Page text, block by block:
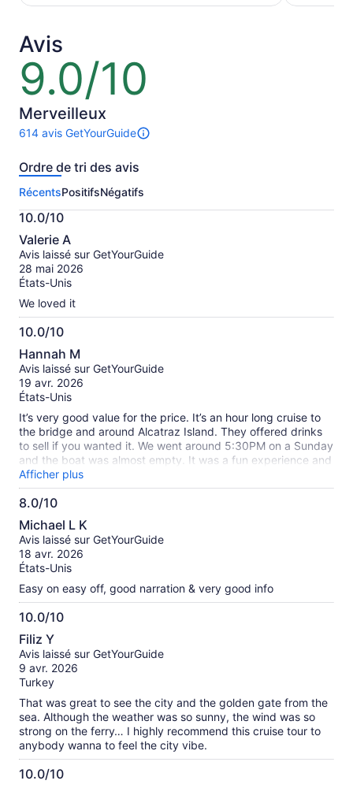
de
et
le
prix
actuel
est
de
70 $ CA
adulte
de 153 $
Avis
9.0/10
9.0
sur
10
Merveilleux
614 avis GetYourGuide
Il
a
sur
cette
activité.
Plus
de
renseignements
sur
avis
vérifiés
Ordre de tri des avis
RécentsPositifsNégatifs
10.0/10
10.0
sur
10
Valerie A
Avis laissé sur GetYourGuide
28 mai 2026
États-Unis
We loved it
10.0/10
10.0
sur
10
Hannah M
Avis laissé sur GetYourGuide
19 avr. 2026
États-Unis
It’s very good value for the price. It’s an hour long cruise to
the bridge and around Alcatraz Island. They offered drinks
to sell if you wanted it. We went around 5:30PM on a Sunday
and the boat was almost empty. It was a fun experience and
I highly recommend it.
Afficher plus
8.0/10
8.0
sur
10
Michael L K
Avis laissé sur GetYourGuide
18 avr. 2026
États-Unis
Easy on easy off, good narration & very good info
10.0/10
10.0
sur
10
Filiz Y
Avis laissé sur GetYourGuide
9 avr. 2026
Turkey
That was great to see the city and the golden gate from the
sea. Although the weather was so sunny, the wind was so
strong on the ferry… I highly recommend this cruise tour to
anybody wanna to feel the city vibe.
10.0/10